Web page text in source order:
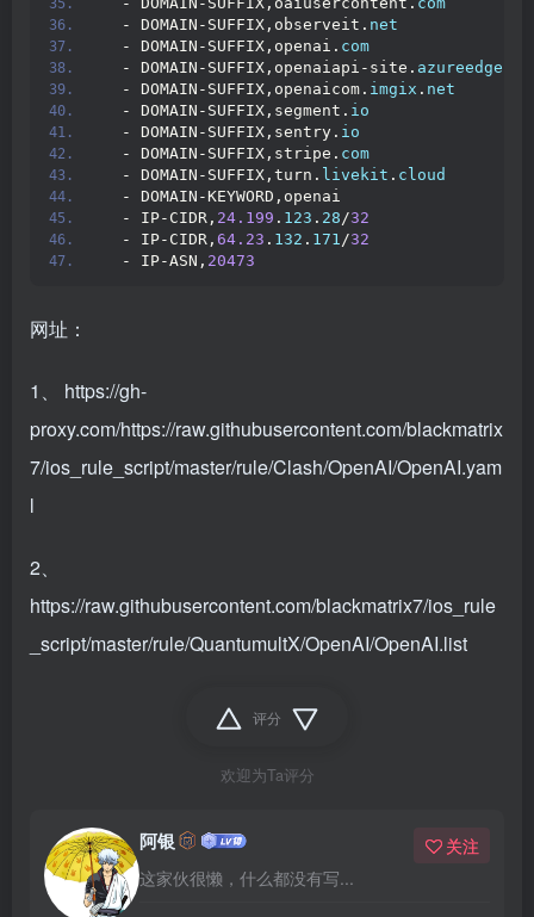
  - DOMAIN-SUFFIX,observeit.
net
  - DOMAIN-SUFFIX,openai.
com
  - DOMAIN-SUFFIX,openaiapi-site.
azureedge
  - DOMAIN-SUFFIX,openaicom.
imgix . net
  - DOMAIN-SUFFIX,segment.
io
  - DOMAIN-SUFFIX,sentry.
io
  - DOMAIN-SUFFIX,stripe.
com
  - DOMAIN-SUFFIX,turn.
livekit . cloud
  - DOMAIN-KEYWORD,openai
  - IP-CIDR,
24.199 . 123 . 28/32
  - IP-CIDR,
64.23 . 132 . 171/32
  - IP-ASN,
20473
网址：
1、 https://gh-
proxy.com/https://raw.githubusercontent.com/blackmatrix
7/ios_rule_script/master/rule/Clash/OpenAI/OpenAI.yam
l
2、
https://raw.githubusercontent.com/blackmatrix7/ios_rule
_script/master/rule/QuantumultX/OpenAI/OpenAI.list
评分
欢迎为Ta评分
阿银
这家伙很懒，什么都没有写...
关注